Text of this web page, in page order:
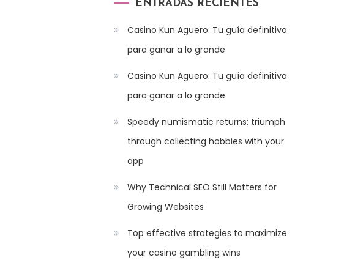
ENTRADAS RECIENTES
Casino Kun Aguero: Tu guía definitiva
para ganar a lo grande
Casino Kun Aguero: Tu guía definitiva
para ganar a lo grande
Speedy numismatic returns: triumph
through collecting hobbies with your
app
Why Technical SEO Still Matters for
Growing Websites
Top effective strategies to maximize
your casino gambling wins